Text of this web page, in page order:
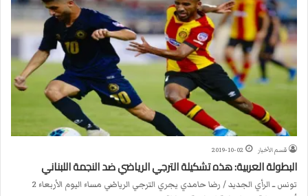
قسم الأخبار 2019-10-02
البطولة العربية: هذه تشكيلة الترجي الرياضي ضد النجمة اللبناني
تونس ــ الرأي الجديد / رضا حامدي يجري الترجي الرياضي مساء اليوم الأربعاء 2